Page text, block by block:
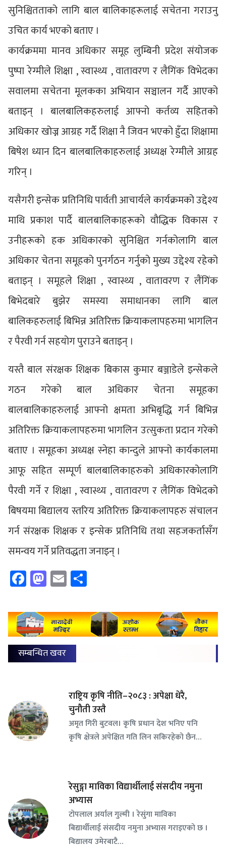
सुनिश्चितताको लागि बाल बालिकाहरूलाई सचेतना गराउनु
उचित कार्य भएको बताए ।
कार्यक्रममा मानव अधिकार समूह लुम्बिनी प्रदेश संयोजक
पुष्पा रेग्मीले शिक्षा , स्वास्थ्य , वातावरण र लैगिंक विभेदका
सवालमा सचेतना मूलकका अभियान सञ्चालन गर्दै आएको
बताइन् । बालबालिकहरुलाई आफ्नो कर्तव्य सहितको
अधिकार खोज्न आग्रह गर्दै शिक्षा नै जिवन भएको हुँदा शिक्षामा
बिषेश ध्यान दिन बालबालिकाहरुलाई अध्यक्ष रेग्मीले आग्रह
गरिन् ।
यसैगरी इन्सेक प्रतिनिधि पार्वती आचार्यले कार्यक्रमको उद्देश्य
माथि प्रकाश पार्दै बालबालिकाहरूको वौद्धिक विकास र
उनीहरूको हक अधिकारको सुनिश्चित गर्नकोलागि बाल
अधिकार चेतना समूहको पुनर्गठन गर्नुको मुख्य उद्देश्य रहेको
बताइन् । समूहले शिक्षा , स्वास्थ्य , वातावरण र लैंगिंक
बिभेदबारे बुझेर समस्या समाधानका लागि बाल
बालिकहरुलाई बिभिन्न अतिरिक्त क्रियाकलापहरुमा भागलिन
र पैरवी गर्न सहयोग पुराउने बताइन् ।
यस्तै बाल संरक्षक शिक्षक बिकास कुमार बञ्जाडेले इन्सेकले
गठन गरेको बाल अधिकार चेतना समूहका
बालबालिकाहरुलाई आफ्नो क्षमता अभिबृद्धि गर्न बिभिन्न
अतिरिक्त क्रियाकलापहरुमा भागलिन उत्सुकता प्रदान गरेको
बताए । समूहका अध्यक्ष स्नेहा कान्दुले आफ्नो कार्यकालमा
आफू सहित सम्पूर्ण बालबालिकाहरुको अधिकारकोलागि
पैरवी गर्ने र शिक्षा , स्वास्थ्य , वातावरण र लैगिंक विभेदको
बिषयमा बिद्यालय स्तरिय अतिरिक्त क्रियाकलापहरु संचालन
गर्न संरक्षक शिक्षक र इन्सेक प्रतिनिधि तथा सहजकर्तासँग
समन्वय गर्ने प्रतिवद्धता जनाइन् ।
Facebook
Mastodon
Email
सम्बन्धित खवर
राष्ट्रिय कृषि नीति–२०८३ : अपेक्षा धेरै,
चुनौती उस्तै
अमृत गिरी बुटवल। कृषि प्रधान देश भनिए पनि
कृषि क्षेत्रले अपेक्षित गति लिन सकिरहेको छैन…
रेसुङ्गा माविका विद्यार्थीलाई संसदीय नमुना
अभ्यास
टोपलाल अर्याल गुल्मी । रेसुंगा माविका
बिद्यार्थीलाई संसदीय नमुना अभ्यास गराइएको छ ।
बिद्यालय उमेरबाटै…